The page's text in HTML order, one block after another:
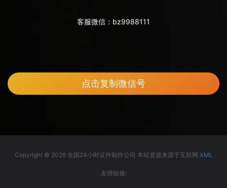
客服微信： bz9988111
点击复制微信号
Copyright © 2026 全国24小时证件制作公司 本站资源来源于互联网 XML
友情链接: